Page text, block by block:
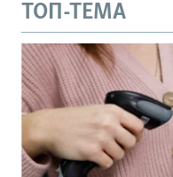
ТОП-ТЕМА